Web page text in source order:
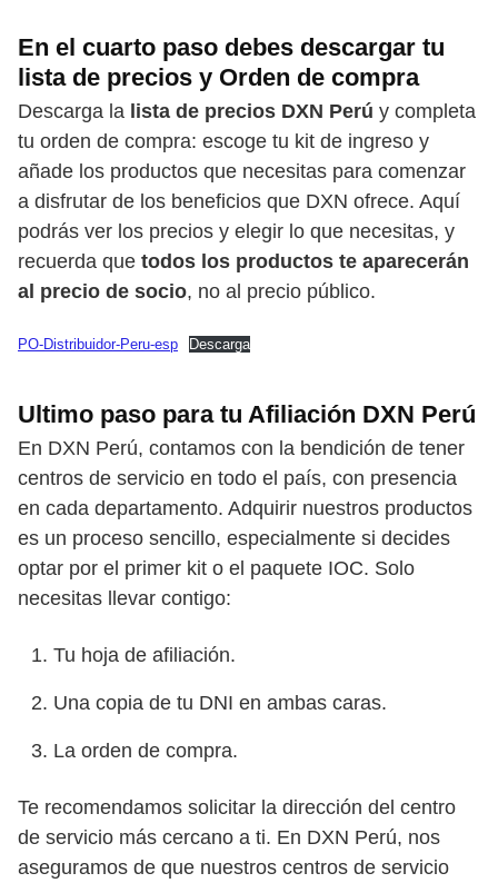
En el cuarto paso debes descargar tu
lista de precios y Orden de compra
Descarga la lista de precios DXN Perú y completa
tu orden de compra: escoge tu kit de ingreso y
añade los productos que necesitas para comenzar
a disfrutar de los beneficios que DXN ofrece. Aquí
podrás ver los precios y elegir lo que necesitas, y
recuerda que todos los productos te aparecerán
al precio de socio, no al precio público.
PO-Distribuidor-Peru-esp Descarga
Ultimo paso para tu Afiliación DXN Perú
En DXN Perú, contamos con la bendición de tener
centros de servicio en todo el país, con presencia
en cada departamento. Adquirir nuestros productos
es un proceso sencillo, especialmente si decides
optar por el primer kit o el paquete IOC. Solo
necesitas llevar contigo:
Tu hoja de afiliación.
Una copia de tu DNI en ambas caras.
La orden de compra.
Te recomendamos solicitar la dirección del centro
de servicio más cercano a ti. En DXN Perú, nos
aseguramos de que nuestros centros de servicio